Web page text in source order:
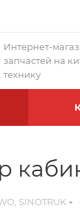
Интернет-
запчастей на
технику
SINOTRUK